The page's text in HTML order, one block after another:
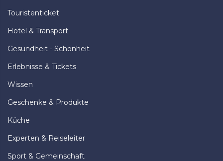
Touristenticket
Hotel & Transport
Gesundheit - Schönheit
Erlebnisse & Tickets
Wissen
Geschenke & Produkte
Küche
Experten & Reiseleiter
Sport & Gemeinschaft